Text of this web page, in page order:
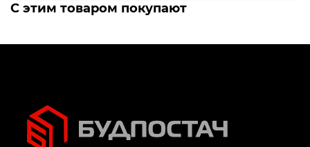
С этим товаром покупают